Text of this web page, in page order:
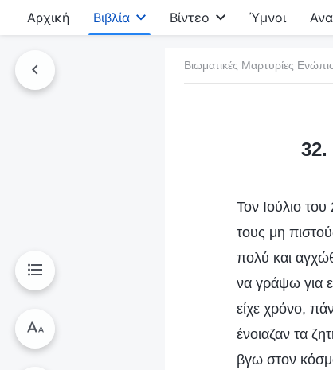
Αρχική Βιβλία Βίντεο Ύμνοι
Βιωματικές Μαρτυρίες
32.
Τον Ιούλιο
τους μη
πολύ και
να γράψω για
είχε χρόνο,
ένοιαζαν τα
βγω στον